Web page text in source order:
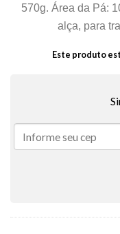
570g. Área da Pá:
alça, para
Este produto